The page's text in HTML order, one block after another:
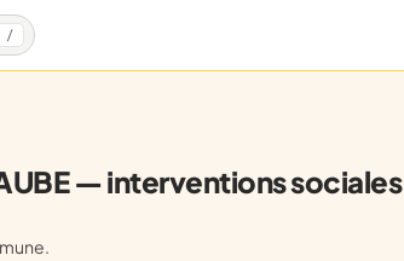
/
— interventions sociales